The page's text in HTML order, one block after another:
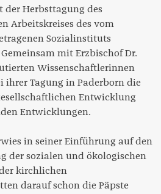
Herbsttagung des
Arbeitskreises des vom
Sozialinstituts
mit Erzbischof Dr.
Wissenschaftlerinnen
ihrer Tagung in Paderborn die
Entwicklung
Entwicklungen.
in seiner Einführung auf den
der sozialen und ökologischen
kirchlichen
darauf schon die Päpste